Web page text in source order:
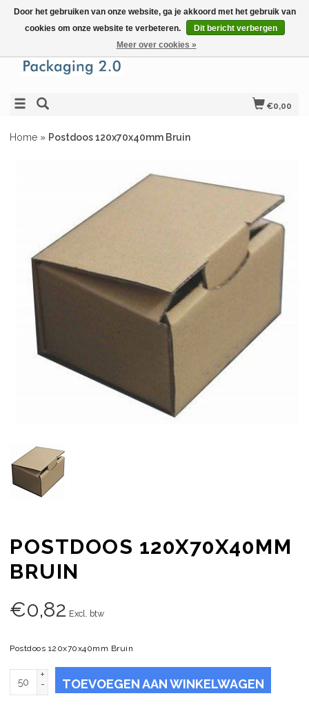
€0,00
Home » Postdoos 120x70x40mm Bruin
POSTDOOS 120X70X40MM
BRUIN
€0,82 Excl. btw
Postdoos 120x70x40mm Bruin
+
-
TOEVOEGEN AAN WINKELWAGEN
Door het gebruiken van onze website, ga je akkoord met het gebruik van
cookies om onze website te verbeteren.
Dit bericht verbergen
Meer over cookies »